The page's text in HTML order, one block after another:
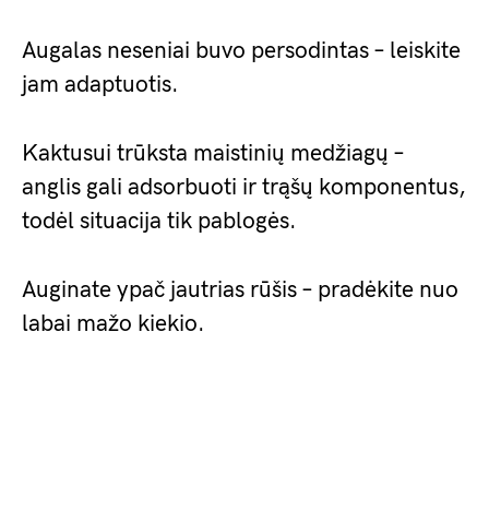
Augalas neseniai buvo persodintas – leiskite
jam adaptuotis.
Kaktusui trūksta maistinių medžiagų –
anglis gali adsorbuoti ir trąšų komponentus,
todėl situacija tik pablogės.
Auginate ypač jautrias rūšis – pradėkite nuo
labai mažo kiekio.